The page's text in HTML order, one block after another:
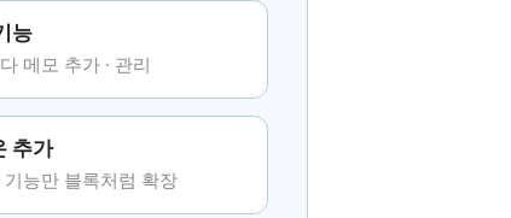
능
메모 추가 · 관리
추가
기능만 블록처럼 확장